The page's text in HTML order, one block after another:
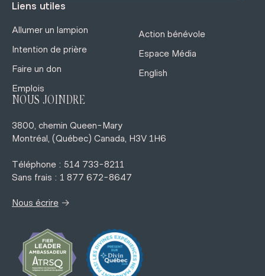
Liens utiles
Allumer un lampion
Intention de prière
Faire un don
Emplois
Action bénévole
Espace Média
English
NOUS JOINDRE
3800, chemin Queen-Mary
Montréal, (Québec) Canada, H3V 1H6
Téléphone : 514 733-8211
Sans frais : 1 877 672-8647
Nous écrire →